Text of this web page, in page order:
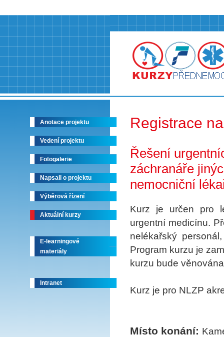
Anotace projektu
Vedení projektu
Fotogalerie
Napsali o projektu
Výběrová řízení
Aktuální kurzy
E-learningové
materiály
Intranet
Registrace
Řešení
záchranáře
nemocniční
Kurz je určen pro
urgentní medicínu.
nelékařský
Program kurzu je
kurzu bude
Kurz je pro NLZP
Místo konání: